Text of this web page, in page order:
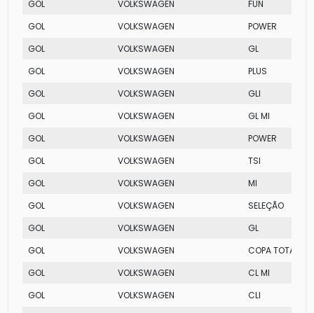
GOL
VOLKSWAGEN
FUN
GOL
VOLKSWAGEN
POWER
GOL
VOLKSWAGEN
GL
GOL
VOLKSWAGEN
PLUS
GOL
VOLKSWAGEN
GLI
GOL
VOLKSWAGEN
GL MI
GOL
VOLKSWAGEN
POWER
GOL
VOLKSWAGEN
TSI
GOL
VOLKSWAGEN
MI
GOL
VOLKSWAGEN
SELEÇÃO
GOL
VOLKSWAGEN
GL
GOL
VOLKSWAGEN
COPA TOTAL
GOL
VOLKSWAGEN
CL MI
GOL
VOLKSWAGEN
CLI